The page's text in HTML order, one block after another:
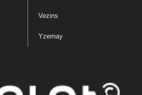
Vezins
Yzernay